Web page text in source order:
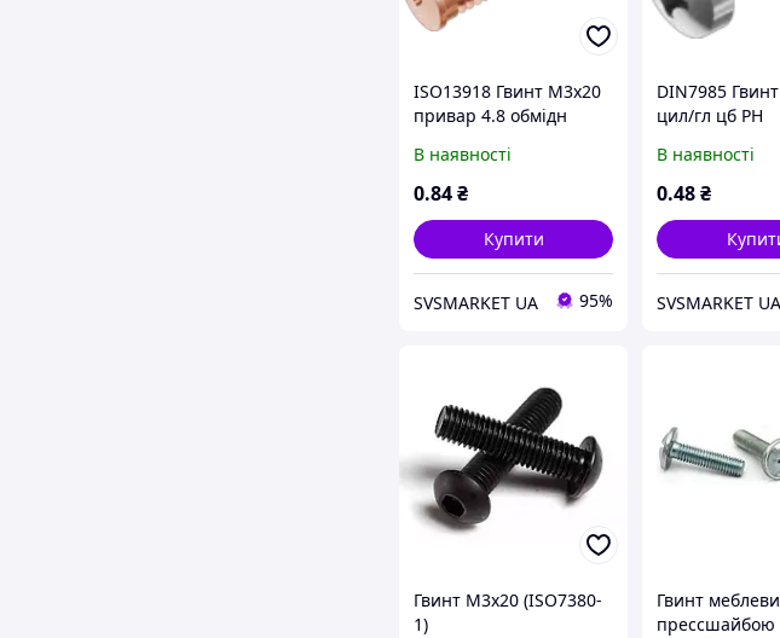
ISO13918 Гвинт М3х20
привар 4.8 обмідн
В наявності
0.84₴
Купити
SVSMARKET UA 95%
DIN7985
цил/гл цб PH
В наявності
0.48₴
SVSMARKET UA
Гвинт М3х20 (ISO7380-
1)
Гвинт
прессшайбою